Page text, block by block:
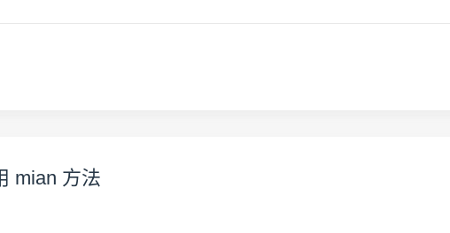
mian 方法